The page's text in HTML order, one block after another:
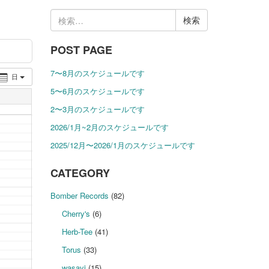
日
検
索:
POST PAGE
7〜8月のスケジュールです
5〜6月のスケジュールです
2〜3月のスケジュールです
2026/1月~2月のスケジュールです
2025/12月〜2026/1月のスケジュールです
CATEGORY
Bomber Records (82)
Cherry's (6)
Herb-Tee (41)
Torus (33)